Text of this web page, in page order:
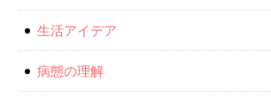
生活アイデア
病態の理解